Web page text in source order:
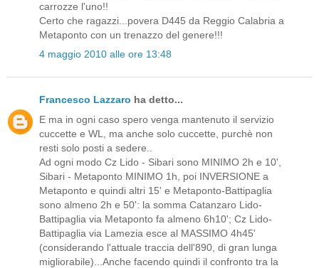
carrozze l'uno!!
Certo che ragazzi...povera D445 da Reggio Calabria a
Metaponto con un trenazzo del genere!!!
4 maggio 2010 alle ore 13:48
Francesco Lazzaro ha detto...
E ma in ogni caso spero venga mantenuto il servizio
cuccette e WL, ma anche solo cuccette, purchè non
resti solo posti a sedere..
Ad ogni modo Cz Lido - Sibari sono MINIMO 2h e 10',
Sibari - Metaponto MINIMO 1h, poi INVERSIONE a
Metaponto e quindi altri 15' e Metaponto-Battipaglia
sono almeno 2h e 50': la somma Catanzaro Lido-
Battipaglia via Metaponto fa almeno 6h10'; Cz Lido-
Battipaglia via Lamezia esce al MASSIMO 4h45'
(considerando l'attuale traccia dell'890, di gran lunga
migliorabile)...Anche facendo quindi il confronto tra la